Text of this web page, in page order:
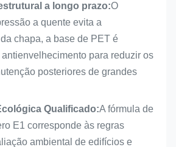
CE, FSC, EN 13501-1 B,
ASTM E84, Classe A,
a longo prazo:O
a quente evita a
chapa, a base de PET é
para reduzir os
posteriores de grandes
Qualificado:A fórmula de
E1 corresponde às regras
ambiental de edifícios e